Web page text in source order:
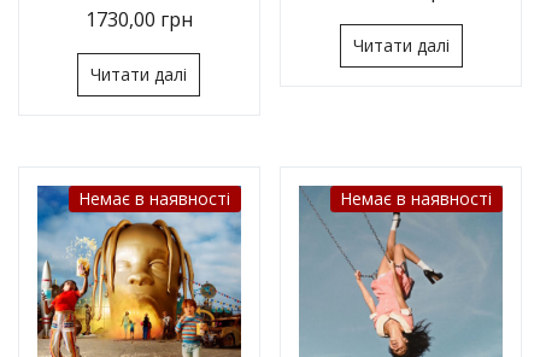
1730,00 грн
Читати далі
Читати далі
Немає в наявності Немає в наявності